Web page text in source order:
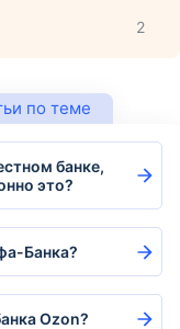
2
по теме
банке,
это?
Банка?
Ozon?